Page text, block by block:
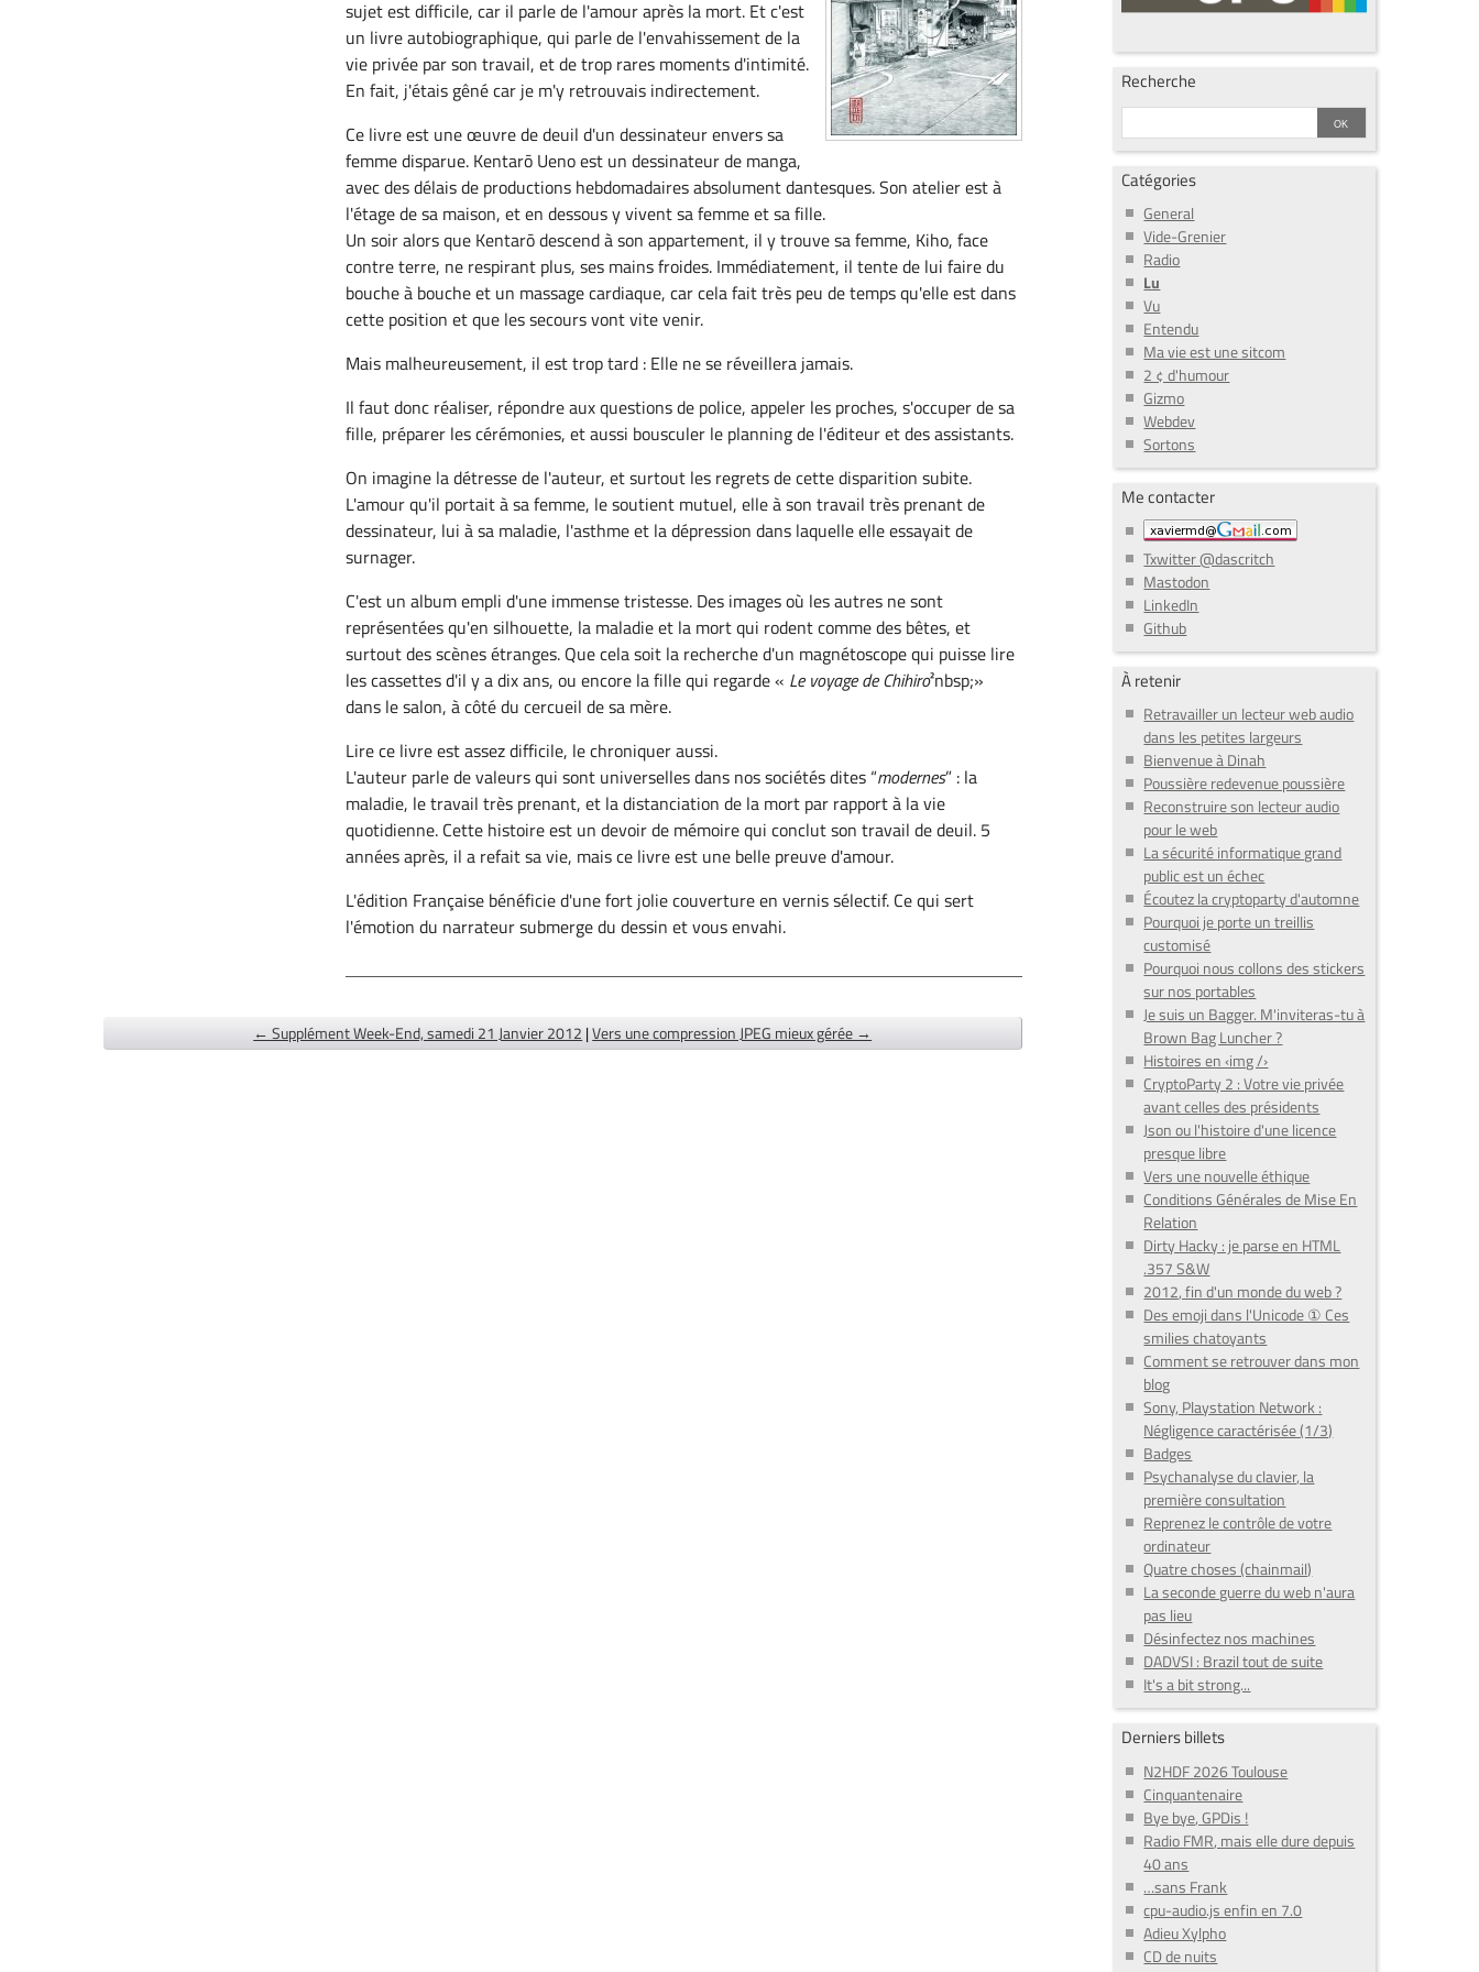
sujet est difficile, car il parle de l'amour après la mort. Et c'est
un livre autobiographique, qui parle de l'envahissement de la
vie privée par son travail, et de trop rares moments d'intimité.
En fait, j'étais gêné car je m'y retrouvais indirectement.
Ce livre est une œuvre de deuil d'un dessinateur envers sa
femme disparue. Kentarō Ueno est un dessinateur de manga,
avec des délais de productions hebdomadaires absolument dantesques. Son atelier est à
l'étage de sa maison, et en dessous y vivent sa femme et sa fille.
Un soir alors que Kentarō descend à son appartement, il y trouve sa femme, Kiho, face
contre terre, ne respirant plus, ses mains froides. Immédiatement, il tente de lui faire du
bouche à bouche et un massage cardiaque, car cela fait très peu de temps qu'elle est dans
cette position et que les secours vont vite venir.
Mais malheureusement, il est trop tard : Elle ne se réveillera jamais.
Il faut donc réaliser, répondre aux questions de police, appeler les proches, s'occuper de sa
fille, préparer les cérémonies, et aussi bousculer le planning de l'éditeur et des assistants.
On imagine la détresse de l'auteur, et surtout les regrets de cette disparition subite.
L'amour qu'il portait à sa femme, le soutient mutuel, elle à son travail très prenant de
dessinateur, lui à sa maladie, l'asthme et la dépression dans laquelle elle essayait de
surnager.
C'est un album empli d'une immense tristesse. Des images où les autres ne sont
représentées qu'en silhouette, la maladie et la mort qui rodent comme des bêtes, et
surtout des scènes étranges. Que cela soit la recherche d'un magnétoscope qui puisse lire
les cassettes d'il y a dix ans, ou encore la fille qui regarde « Le voyage de Chihiro²nbsp;»
dans le salon, à côté du cercueil de sa mère.
Lire ce livre est assez difficile, le chroniquer aussi.
L'auteur parle de valeurs qui sont universelles dans nos sociétés dites “modernes” : la
maladie, le travail très prenant, et la distanciation de la mort par rapport à la vie
quotidienne. Cette histoire est un devoir de mémoire qui conclut son travail de deuil. 5
années après, il a refait sa vie, mais ce livre est une belle preuve d'amour.
L'édition Française bénéficie d'une fort jolie couverture en vernis sélectif. Ce qui sert
l'émotion du narrateur submerge du dessin et vous envahi.
← Supplément Week-End, samedi 21 Janvier 2012 |Vers une compression JPEG mieux gérée →
Recherche
Catégories
General
Vide-Grenier
Radio
Lu
Vu
Entendu
Ma vie est une sitcom
2 ¢ d'humour
Gizmo
Webdev
Sortons
Me contacter
Txwitter @dascritch
Mastodon
LinkedIn
Github
À retenir
Retravailler un lecteur web audio
dans les petites largeurs
Bienvenue à Dinah
Poussière redevenue poussière
Reconstruire son lecteur audio
pour le web
La sécurité informatique grand
public est un échec
Écoutez la cryptoparty d'automne
Pourquoi je porte un treillis
customisé
Pourquoi nous collons des stickers
sur nos portables
Je suis un Bagger. M'inviteras-tu à
Brown Bag Luncher ?
Histoires en ‹img /›
CryptoParty 2 : Votre vie privée
avant celles des présidents
Json ou l'histoire d'une licence
presque libre
Vers une nouvelle éthique
Conditions Générales de Mise En
Relation
Dirty Hacky : je parse en HTML
.357 S&W
2012, fin d'un monde du web ?
Des emoji dans l'Unicode ① Ces
smilies chatoyants
Comment se retrouver dans mon
blog
Sony, Playstation Network :
Négligence caractérisée (1/3)
Badges
Psychanalyse du clavier, la
première consultation
Reprenez le contrôle de votre
ordinateur
Quatre choses (chainmail)
La seconde guerre du web n'aura
pas lieu
Désinfectez nos machines
DADVSI : Brazil tout de suite
It's a bit strong...
Derniers billets
N2HDF 2026 Toulouse
Cinquantenaire
Bye bye, GPDis !
Radio FMR, mais elle dure depuis
40 ans
…sans Frank
cpu-audio.js enfin en 7.0
Adieu Xylpho
CD de nuits